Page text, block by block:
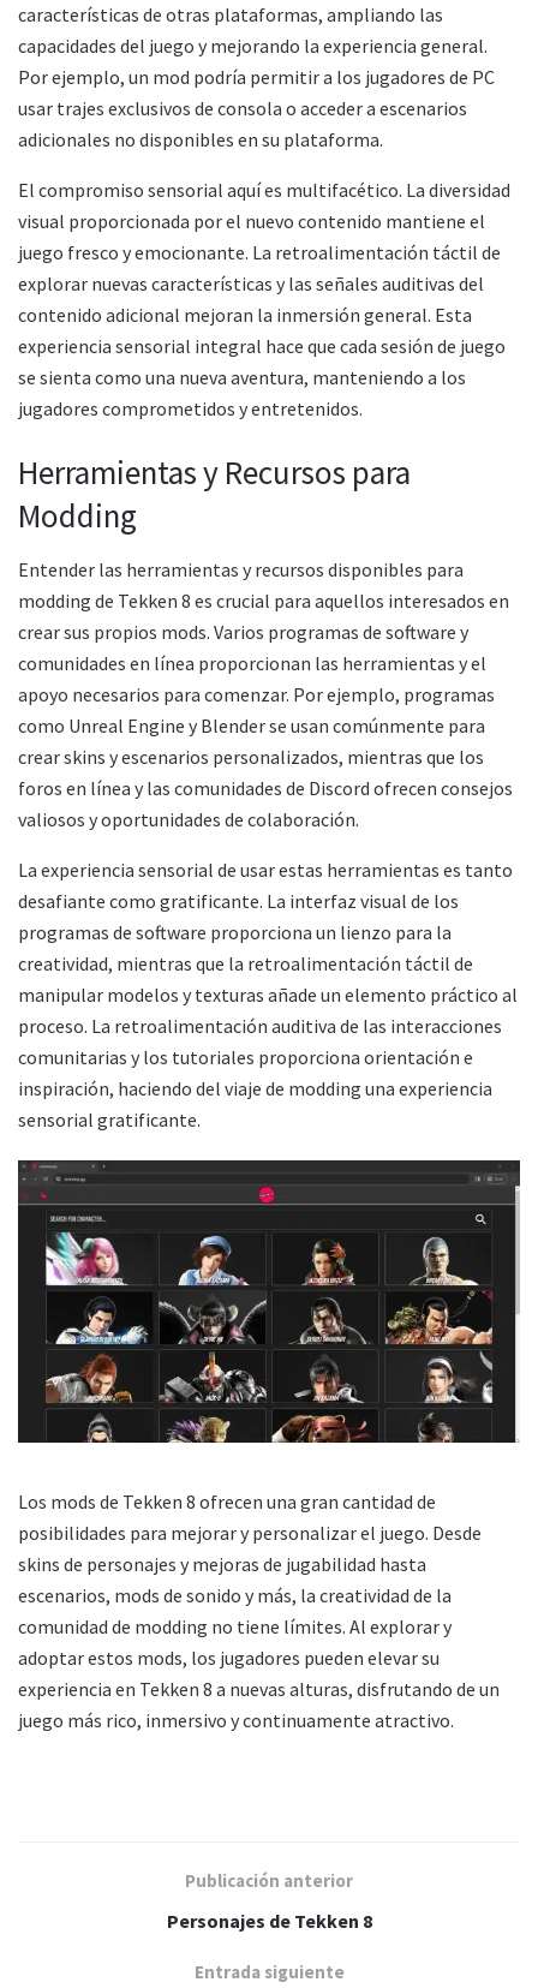
características de otras plataformas, ampliando las
capacidades del juego y mejorando la experiencia general.
Por ejemplo, un mod podría permitir a los jugadores de PC
usar trajes exclusivos de consola o acceder a escenarios
adicionales no disponibles en su plataforma.
El compromiso sensorial aquí es multifacético. La diversidad
visual proporcionada por el nuevo contenido mantiene el
juego fresco y emocionante. La retroalimentación táctil de
explorar nuevas características y las señales auditivas del
contenido adicional mejoran la inmersión general. Esta
experiencia sensorial integral hace que cada sesión de juego
se sienta como una nueva aventura, manteniendo a los
jugadores comprometidos y entretenidos.
Herramientas y Recursos para
Modding
Entender las herramientas y recursos disponibles para
modding de Tekken 8 es crucial para aquellos interesados en
crear sus propios mods. Varios programas de software y
comunidades en línea proporcionan las herramientas y el
apoyo necesarios para comenzar. Por ejemplo, programas
como Unreal Engine y Blender se usan comúnmente para
crear skins y escenarios personalizados, mientras que los
foros en línea y las comunidades de Discord ofrecen consejos
valiosos y oportunidades de colaboración.
La experiencia sensorial de usar estas herramientas es tanto
desafiante como gratificante. La interfaz visual de los
programas de software proporciona un lienzo para la
creatividad, mientras que la retroalimentación táctil de
manipular modelos y texturas añade un elemento práctico al
proceso. La retroalimentación auditiva de las interacciones
comunitarias y los tutoriales proporciona orientación e
inspiración, haciendo del viaje de modding una experiencia
sensorial gratificante.
Los mods de Tekken 8 ofrecen una gran cantidad de
posibilidades para mejorar y personalizar el juego. Desde
skins de personajes y mejoras de jugabilidad hasta
escenarios, mods de sonido y más, la creatividad de la
comunidad de modding no tiene límites. Al explorar y
adoptar estos mods, los jugadores pueden elevar su
experiencia en Tekken 8 a nuevas alturas, disfrutando de un
juego más rico, inmersivo y continuamente atractivo.
Publicación anterior
Personajes de Tekken 8
Entrada siguiente